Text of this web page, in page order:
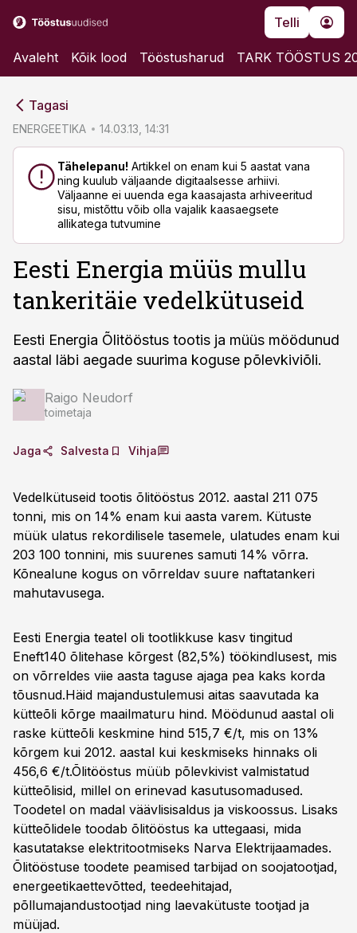
Telli
Avaleht Kõik lood Tööstusharud TARK TÖÖSTUS
Tagasi
ENERGEETIKA 14.03.13, 14:31
Tähelepanu! Artikkel on enam kui 5 aastat vana
ning kuulub väljaande digitaalsesse arhiivi.
Väljaanne ei uuenda ega kaasajasta arhiveeritud
sisu, mistõttu võib olla vajalik kaasaegsete
allikatega tutvumine
Eesti Energia müüs mullu
tankeritäie vedelkütuseid
Eesti Energia Õlitööstus tootis ja müüs möödunud
aastal läbi aegade suurima koguse põlevkiviõli.
Raigo Neudorf
toimetaja
Jaga Salvesta Vihja
Vedelkütuseid tootis õlitööstus 2012. aastal 211 075
tonni, mis on 14% enam kui aasta varem. Kütuste
müük ulatus rekordilisele tasemele, ulatudes enam kui
203 100 tonnini, mis suurenes samuti 14% võrra.
Kõnealune kogus on võrreldav suure naftatankeri
mahutavusega.
Eesti Energia teatel oli tootlikkuse kasv tingitud
Eneft140 õlitehase kõrgest (82,5%) töökindlusest, mis
on võrreldes viie aasta taguse ajaga pea kaks korda
tõusnud.Häid majandustulemusi aitas saavutada ka
kütteõli kõrge maailmaturu hind. Möödunud aastal oli
raske kütteõli keskmine hind 515,7 €/t, mis on 13%
kõrgem kui 2012. aastal kui keskmiseks hinnaks oli
456,6 €/t.Õlitööstus müüb põlevkivist valmistatud
kütteõlisid, millel on erinevad kasutusomadused.
Toodetel on madal väävlisisaldus ja viskoossus. Lisaks
kütteõlidele toodab õlitööstus ka uttegaasi, mida
kasutatakse elektritootmiseks Narva Elektrijaamades.
Õlitööstuse toodete peamised tarbijad on soojatootjad,
energeetikaettevõtted, teedeehitajad,
põllumajandustootjad ning laevakütuste tootjad ja
müüjad.